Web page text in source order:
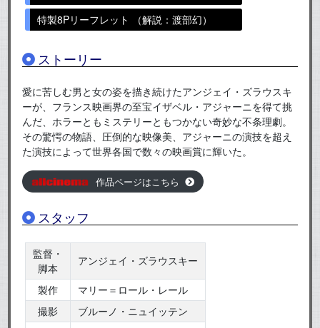
特製8Pリーフレット （解説：渡部幻）
ストーリー
愛に苦しむ男と女の姿を描き続けたアンジェイ・ズラウスキ
ーが、フランス映画界の至宝イザベル・アジャーニを得て挑
んだ、ホラーともミステリーともつかない奇妙な不条理劇。
その驚愕の物語、圧倒的な映像美、アジャーニの演技を超え
た演技によって世界各国で数々の映画賞に輝いた。
作品ページはこちら
スタッフ
監督・
脚本
アンジェイ・ズラウスキー
製作
マリー＝ロール・レール
撮影
ブルーノ・ニュイッテン